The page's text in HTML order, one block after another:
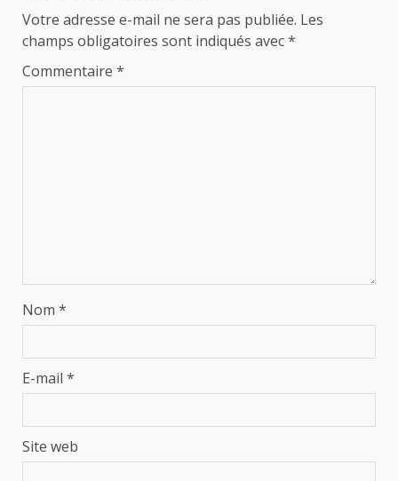
Votre adresse e-mail ne sera pas publiée. Les
champs obligatoires sont indiqués avec*
Commentaire *
Nom *
E-mail *
Site web